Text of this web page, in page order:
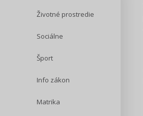
Životné prostredie
Sociálne
Šport
Info zákon
Matrika